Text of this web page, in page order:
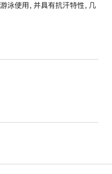
泳使用，并具有抗汗特性，几